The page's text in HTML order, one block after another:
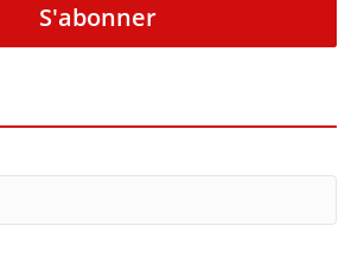
S'abonner